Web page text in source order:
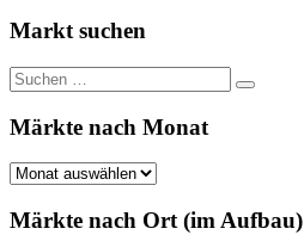
Markt suchen
Suchen
nach:
Suchen
Märkte nach Monat
Märkte
Monat
Märkte nach Ort (im Aufbau)